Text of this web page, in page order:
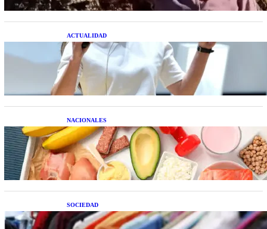
ACTUALIDAD
La startup creada por una salteña que busca
resolver el estrés financiero en Latinoamérica
NACIONALES
Nutrición inteligente: Cinco superalimentos de
temporada que deberías sumar a tu dieta este mes
SOCIEDAD
Las grandes marcas globales se suman a la